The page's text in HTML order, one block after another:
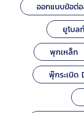
ออกแบบข้อต่
ยูโบล
พุกเหล็ก
พุ๊กระเบิด